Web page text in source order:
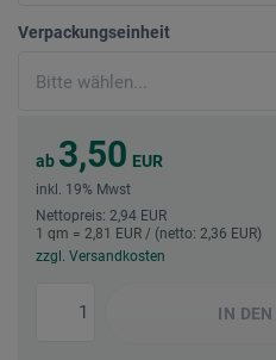
Verpackungseinheit
ab 3,50 EUR
inkl. 19% Mwst
Nettopreis: 2,94 EUR
1 qm = 2,81 EUR / (netto: 2,36 EUR)
zzgl. Versandkosten
IN DEN